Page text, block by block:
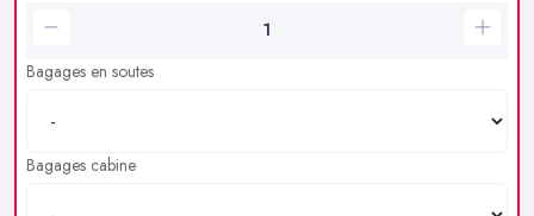
Bagages en soutes
Bagages cabine